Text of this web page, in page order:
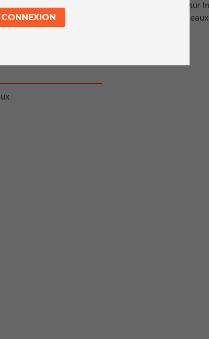
Savoir naviguer sur
Connaitre les
CONNEXION